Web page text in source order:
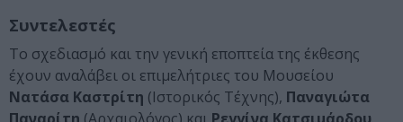
Συντελεστές
Το σχεδιασμό και την γενική εποπτεία της έκθεσης
έχουν αναλάβει οι επιμελήτριες του Μουσείου
Νατάσα Καστρίτη (Ιστορικός Τέχνης), Παναγιώτα